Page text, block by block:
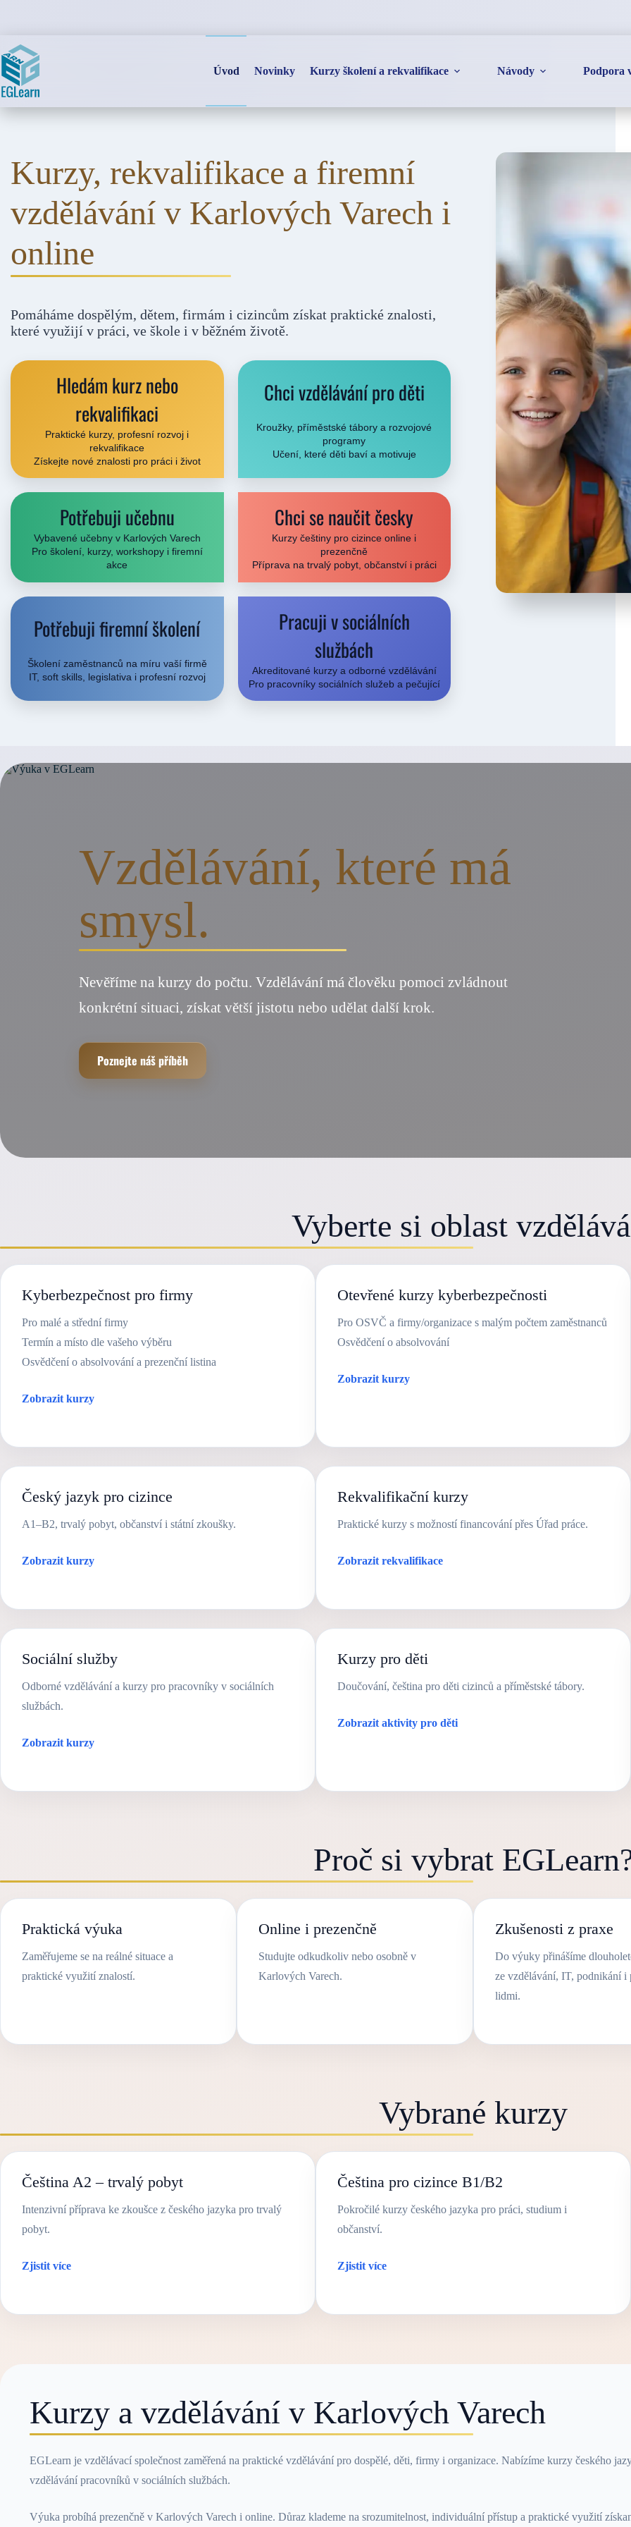
Úvod Novinky Kurzy školení a rekvalifikace Návody Podpora
Kurzy, rekvalifikace a firemní
vzdělávání v Karlových Varech i
online
Pomáháme dospělým, dětem, firmám i cizincům získat praktické znalosti,
které využijí v práci, ve škole i v běžném životě.
Hledám kurz nebo
rekvalifikaci
Praktické kurzy, profesní rozvoj i
rekvalifikace
Získejte nové znalosti pro práci i život
Chci vzdělávání pro děti
Kroužky, příměstské tábory a rozvojové
programy
Učení, které děti baví a motivuje
Potřebuji učebnu
Vybavené učebny v Karlových Varech
Pro školení, kurzy, workshopy i firemní
akce
Chci se naučit česky
Kurzy češtiny pro cizince online i
prezenčně
Příprava na trvalý pobyt, občanství i práci
Potřebuji firemní školení
Školení zaměstnanců na míru vaší firmě
IT, soft skills, legislativa i profesní rozvoj
Pracuji v sociálních
službách
Akreditované kurzy a odborné vzdělávání
Pro pracovníky sociálních služeb a pečující
Vzdělávání, které má
smysl.
Nevěříme na kurzy do počtu. Vzdělávání má člověku pomoci zvládnout
konkrétní situaci, získat větší jistotu nebo udělat další krok.
Poznejte náš příběh
Vyberte si oblast
Kyberbezpečnost pro firmy
Pro malé a střední firmy
Termín a místo dle vašeho výběru
Osvědčení o absolvování a prezenční listina
Zobrazit kurzy
Otevřené kurzy kyberbezpečnosti
Pro OSVČ a firmy/organizace s malým počtem zaměstnanců
Osvědčení o absolvování
Zobrazit kurzy
Český jazyk pro cizince
A1–B2, trvalý pobyt, občanství i státní zkoušky.
Zobrazit kurzy
Rekvalifikační kurzy
Praktické kurzy s možností financování přes Úřad práce.
Zobrazit rekvalifikace
Sociální služby
Odborné vzdělávání a kurzy pro pracovníky v sociálních
službách.
Zobrazit kurzy
Kurzy pro děti
Doučování, čeština pro děti cizinců a příměstské tábory.
Zobrazit aktivity pro děti
Proč si vybrat
Praktická výuka
Zaměřujeme se na reálné situace a
praktické využití znalostí.
Online i prezenčně
Studujte odkudkoliv nebo osobně v
Karlových Varech.
Zkušenosti z praxe
Do výuky přinášíme
ze vzdělávání, IT, podnikání i
lidmi.
Vybrané kurzy
Čeština A2 – trvalý pobyt
Intenzivní příprava ke zkoušce z českého jazyka pro trvalý
pobyt.
Zjistit více
Čeština pro cizince B1/B2
Pokročilé kurzy českého jazyka pro práci, studium i
občanství.
Zjistit více
Kurzy a vzdělávání v Karlových Varech
EGLearn je vzdělávací společnost zaměřená na praktické vzdělávání pro dospělé, děti, firmy i organizace. Nabízíme kurzy českého
vzdělávání pracovníků v sociálních službách.
Výuka probíhá prezenčně v Karlových Varech i online. Důraz klademe na srozumitelnost, individuální přístup a praktické využití